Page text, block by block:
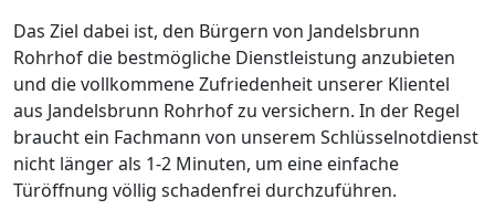
Das Ziel dabei ist, den Bürgern von Jandelsbrunn
Rohrhof die bestmögliche Dienstleistung anzubieten
und die vollkommene Zufriedenheit unserer Klientel
aus Jandelsbrunn Rohrhof zu versichern. In der Regel
braucht ein Fachmann von unserem Schlüsselnotdienst
nicht länger als 1-2 Minuten, um eine einfache
Türöffnung völlig schadenfrei durchzuführen.